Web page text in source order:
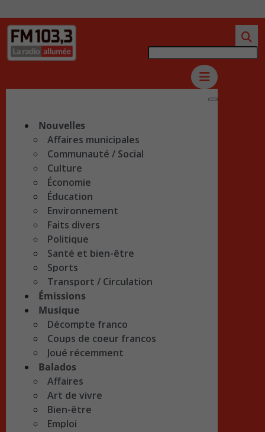
Nouvelles
Affaires municipales
Communauté / Social
Culture
Économie
Éducation
Environnement
Faits divers
Politique
Santé et bien-être
Sports
Transport / Circulation
Émissions
Musique
Décompte franco
Coups de coeur francos
Joué récemment
Balados
Affaires
Art de vivre
Bien-être
Emploi